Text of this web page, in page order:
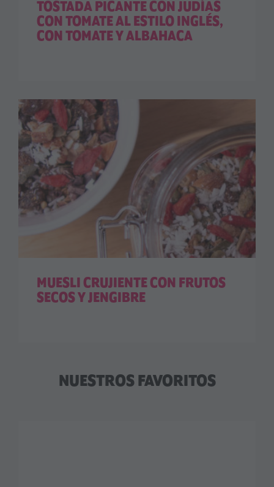
TOSTADA PICANTE CON JUDÍAS
CON TOMATE AL ESTILO INGLÉS,
CON TOMATE Y ALBAHACA
MUESLI CRUJIENTE CON FRUTOS
SECOS Y JENGIBRE
NUESTROS FAVORITOS